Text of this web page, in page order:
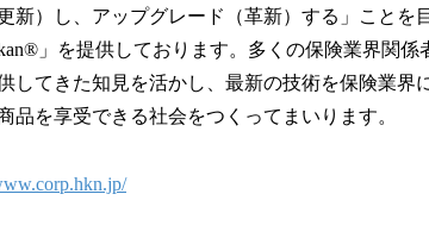
新）し、アップグレード（革新）する」ことを
」を提供しております。多くの保険業界関係
してきた知見を活かし、最新の技術を保険業界
品を享受できる社会をつくってまいります。